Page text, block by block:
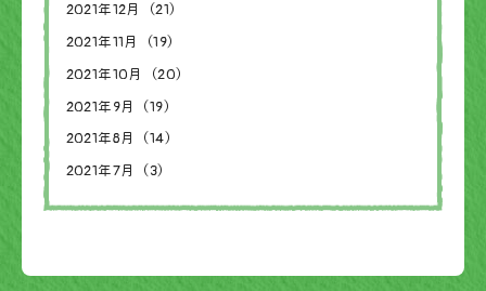
2021年12月（21）
2021年11月（19）
2021年10月（20）
2021年9月（19）
2021年8月（14）
2021年7月（3）